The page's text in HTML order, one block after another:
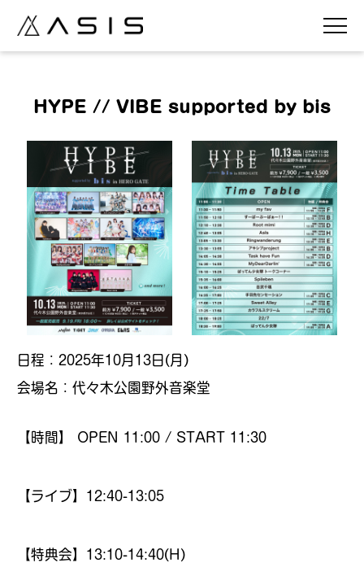
HYPE // VIBE supported by bis
日程：2025年10月13日(月 )
会場名：代々木公園野外音楽堂
【時間】 OPEN 11:00 / START 11:30
【ライブ】12:40-13:05
【特典会】13:10-14:40(H)